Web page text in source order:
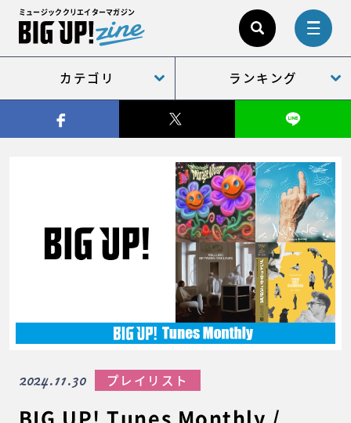
ミュージッククリエイターマガジン
カテゴリ ランキング
BIG UP! Tunes Monthly /
2024.11.30 プレイリスト